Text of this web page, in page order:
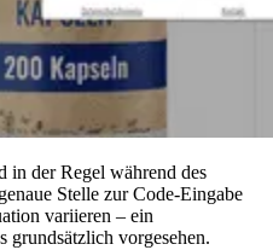
in der Regel während des
Stelle zur Code-Eingabe
variieren – ein
grundsätzlich vorgesehen.